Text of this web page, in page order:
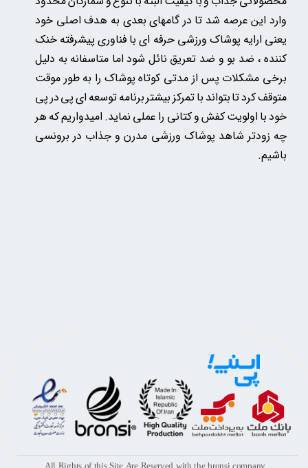
وارد این عرصه شد تا در گامهای بعدی به هدف اصلی خود
یعنی ارایه پوشاک ورزشی حرفه ای با فناوری پیشرفته خنک
کننده ، ضد بو و ضد تعریق نائل شود اما متاسفانه به دلیل
برخی مشکلات پس از مدتی کوتاه پوشاک را به طور موقت
متوقف کرد تا بتواند با تمرکز بیشتر برنامه توسعه ای پی در پی
خود با اولویت کفش و کتانی را عملی نماید. امیدواریم که هر
چه زودتر شاهد پوشاک ورزشی مدرن و جذاب در برونسی
باشیم.